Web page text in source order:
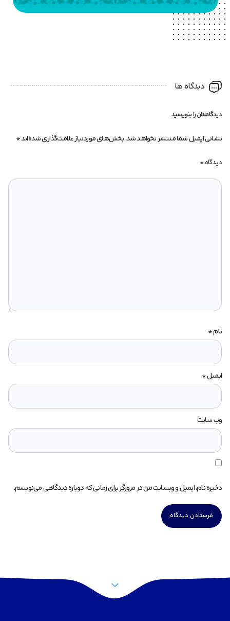
دیدگاه ها
دیدگاهتان را بنویسید
نشانی ایمیل شما منتشر نخواهد شد.بخش‌های موردنیاز علامت‌گذاری شده‌اند*
دیدگاه*
نام*
ایمیل*
وب‌ سایت
ذخیره نام، ایمیل و وبسایت من در مرورگر برای زمانی که دوباره دیدگاهی می‌نویسم.